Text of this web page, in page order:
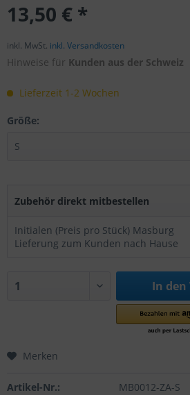
13,50 € *
inkl. MwSt. inkl. Versandkosten
Hinweise für Kunden aus der Schweiz
Lieferzeit 1-2 Wochen
Größe:
Zubehör direkt mitbestellen
Initialen (Preis pro Stück) Masburg
Lieferung zum Kunden nach Hause
In den
Merken
Artikel-Nr.: MB0012-ZA-S